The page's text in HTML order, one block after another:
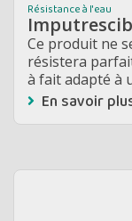
Résistance à l'eau
Ce produit ne
résistera
à fait adapté à
En savoir